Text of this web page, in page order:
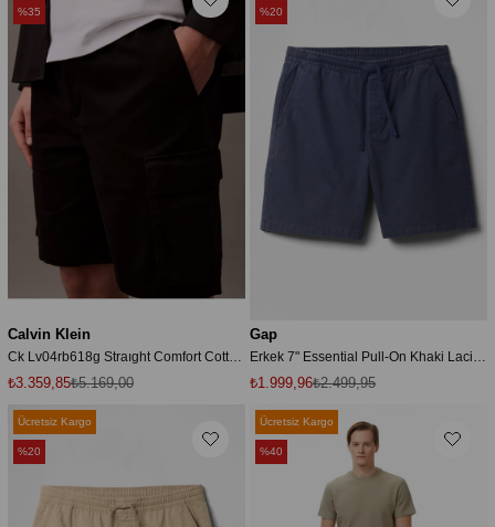
Calvin Klein
Ck Lv04rb618g Straıght Comfort Cotton 9" Cargo Erkek Şort
₺3.359,85₺5.169,00
%35
Gap
Erkek 7" Essential Pull-On Khaki Lacivert Şort
₺1.999,96₺2.499,95
%20
Ücretsiz Kargo
%20
Ücretsiz Kargo
%40